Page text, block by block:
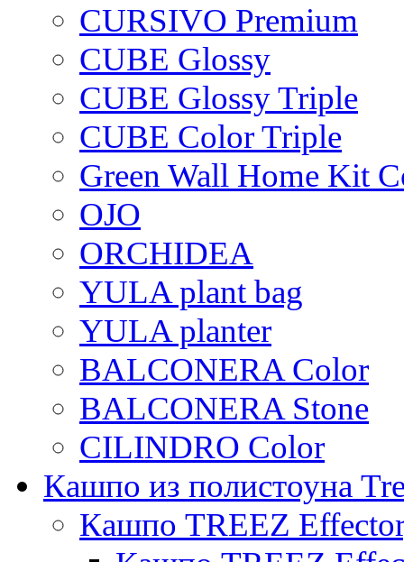
CURSIVO Premium
CUBE Glossy
CUBE Glossy Triple
CUBE Color Triple
Green Wall Home Kit
OJO
ORCHIDEA
YULA plant bag
YULA planter
BALCONERA Color
BALCONERA Stone
CILINDRO Color
Кашпо из полистоуна
Кашпо TREEZ